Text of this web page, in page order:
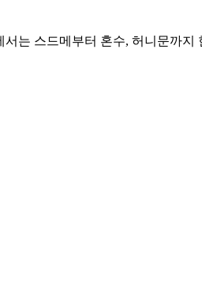
는 스드메부터 혼수, 허니문까지